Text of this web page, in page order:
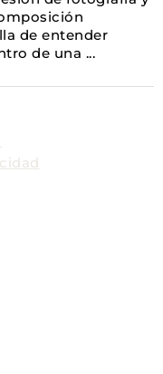
de entender
de una ...